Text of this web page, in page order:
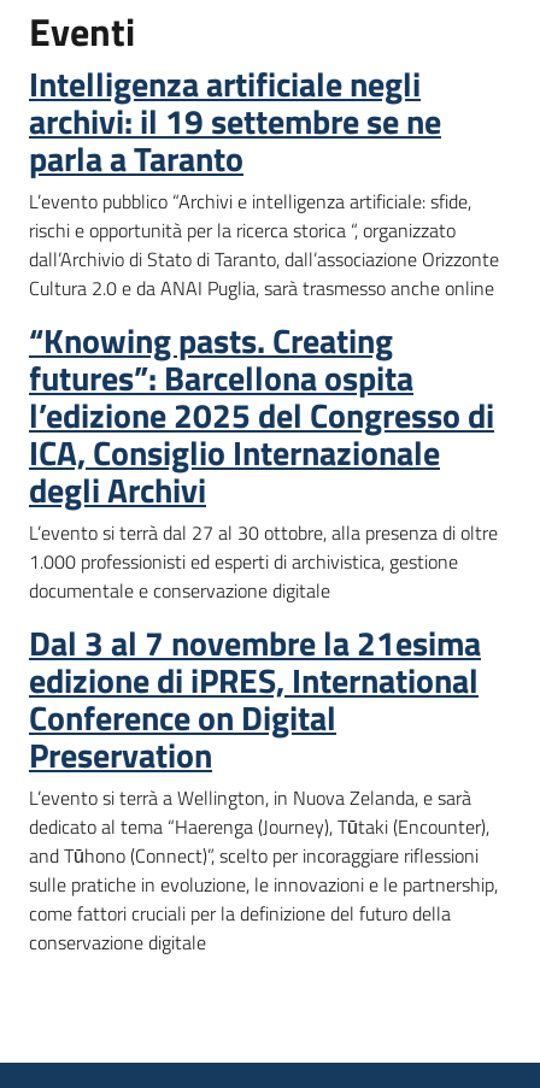
Eventi
Intelligenza artificiale negli
archivi: il 19 settembre se ne
parla a Taranto
L’evento pubblico “Archivi e intelligenza artificiale: sfide,
rischi e opportunità per la ricerca storica “, organizzato
dall’Archivio di Stato di Taranto, dall’associazione Orizzonte
Cultura 2.0 e da ANAI Puglia, sarà trasmesso anche online
“Knowing pasts. Creating
futures”: Barcellona ospita
l’edizione 2025 del Congresso di
ICA, Consiglio Internazionale
degli Archivi
L’evento si terrà dal 27 al 30 ottobre, alla presenza di oltre
1.000 professionisti ed esperti di archivistica, gestione
documentale e conservazione digitale
Dal 3 al 7 novembre la 21esima
edizione di iPRES, International
Conference on Digital
Preservation​
L’evento si terrà a Wellington, in Nuova Zelanda, e sarà
dedicato al tema “Haerenga (Journey), Tūtaki (Encounter),
and Tūhono (Connect)”, scelto per incoraggiare riflessioni
sulle pratiche in evoluzione, le innovazioni e le partnership,
come fattori cruciali per la definizione del futuro della
conservazione digitale